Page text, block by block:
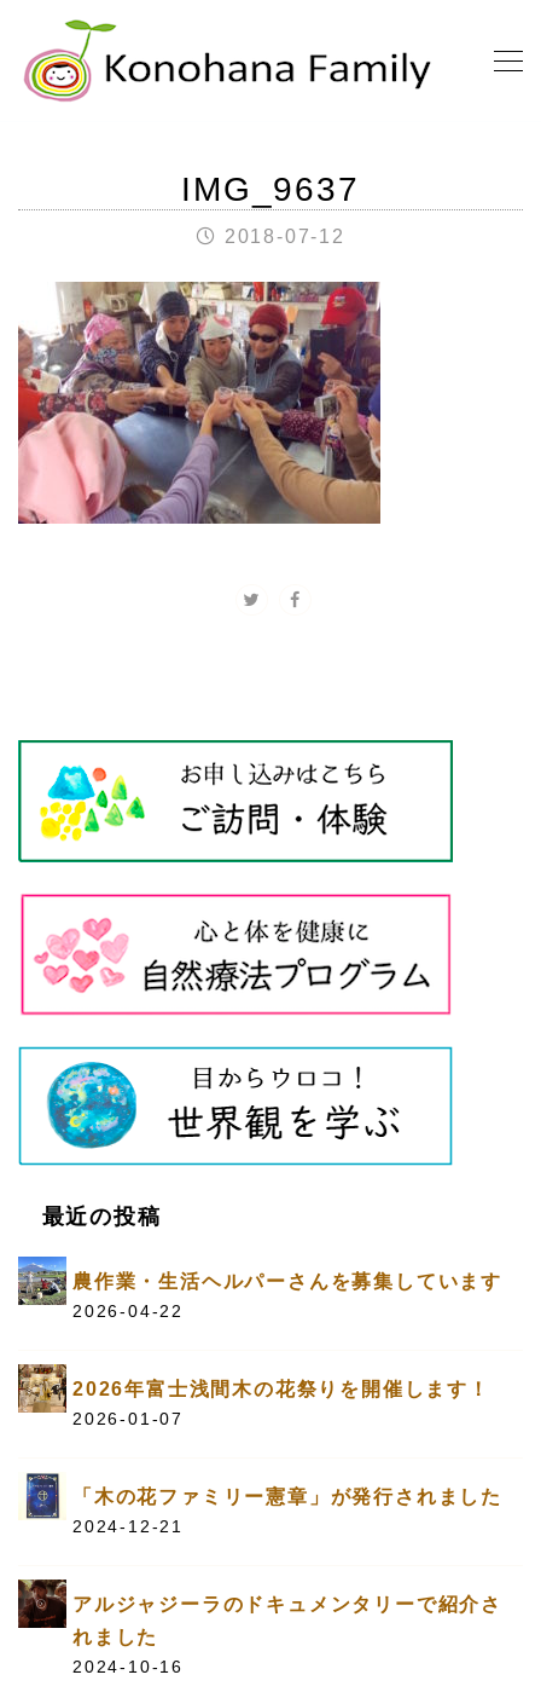
IMG_9637
2018-07-12
最近の投稿
農作業・生活ヘルパーさんを募集しています
2026-04-22
2026年富士浅間木の花祭りを開催します！
2026-01-07
「木の花ファミリー憲章」が発行されました
2024-12-21
アルジャジーラのドキュメンタリーで紹介さ
れました
2024-10-16